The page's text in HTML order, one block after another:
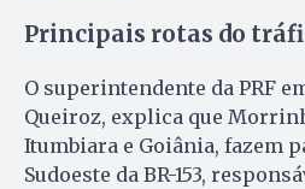
Principais rotas do
O superintendente da PRF
Queiroz, explica que
Itumbiara e Goiânia, fazem
Sudoeste da BR-153,